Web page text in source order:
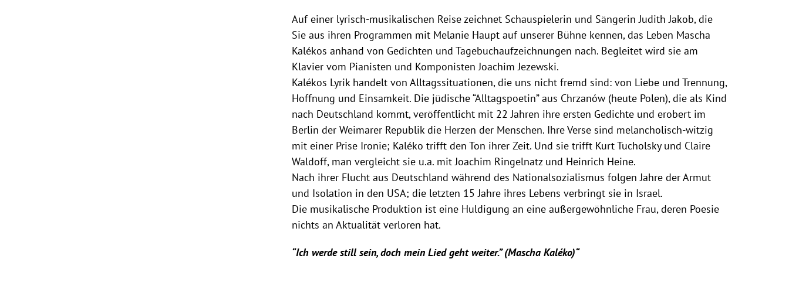
Auf einer lyrisch-musikalischen Reise zeichnet Schauspielerin und Sängerin Judith Jakob, die
Sie aus ihren Programmen mit Melanie Haupt auf unserer Bühne kennen, das Leben Mascha
Kalékos anhand von Gedichten und Tagebuchaufzeichnungen nach. Begleitet wird sie am
Klavier vom Pianisten und Komponisten Joachim Jezewski.
Kalékos Lyrik handelt von Alltagssituationen, die uns nicht fremd sind: von Liebe und Trennung,
Hoffnung und Einsamkeit. Die jüdische “Alltagspoetin” aus Chrzanów (heute Polen), die als Kind
nach Deutschland kommt, veröffentlicht mit 22 Jahren ihre ersten Gedichte und erobert im
Berlin der Weimarer Republik die Herzen der Menschen. Ihre Verse sind melancholisch-witzig
mit einer Prise Ironie; Kaléko trifft den Ton ihrer Zeit. Und sie trifft Kurt Tucholsky und Claire
Waldoff, man vergleicht sie u.a. mit Joachim Ringelnatz und Heinrich Heine.
Nach ihrer Flucht aus Deutschland während des Nationalsozialismus folgen Jahre der Armut
und Isolation in den USA; die letzten 15 Jahre ihres Lebens verbringt sie in Israel.
Die musikalische Produktion ist eine Huldigung an eine außergewöhnliche Frau, deren Poesie
nichts an Aktualität verloren hat.
“Ich werde still sein, doch mein Lied geht weiter.” (Mascha Kaléko)“